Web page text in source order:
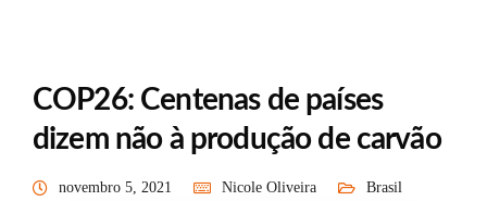
COP26: Centenas de países
dizem não à produção de carvão
novembro 5, 2021 Nicole Oliveira
Brasil